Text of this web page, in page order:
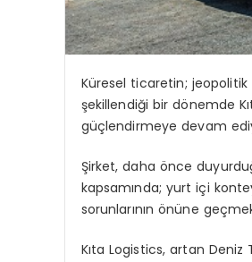
Küresel ticaretin;
şekillendiği bir dönemde
güçlendirmeye devam
Şirket, daha önce
kapsamında; yurt içi
sorunlarının önüne
Kıta Logistics, artan